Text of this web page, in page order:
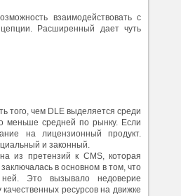
взаимодействовать с
Расширенный дает чуть
того, чем DLE выделяется среди
меньше средней по рынку. Если
на лицензионный продукт.
и законный.
из претензий к CMS, которая
в основном в том, что
ней. Это вызывало недоверие
ресурсов на движке